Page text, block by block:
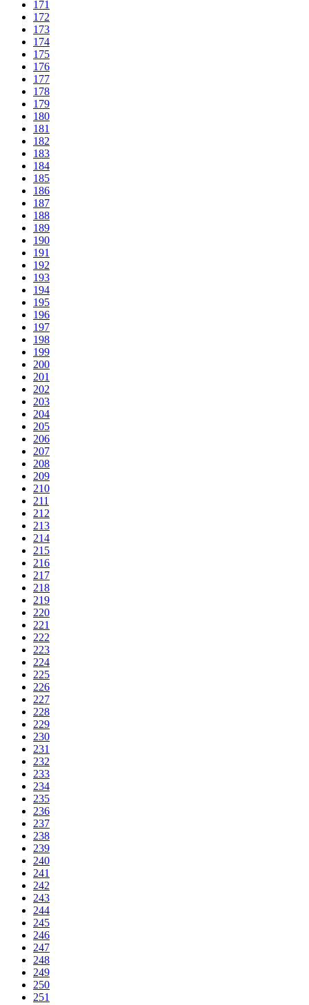
171
172
173
174
175
176
177
178
179
180
181
182
183
184
185
186
187
188
189
190
191
192
193
194
195
196
197
198
199
200
201
202
203
204
205
206
207
208
209
210
211
212
213
214
215
216
217
218
219
220
221
222
223
224
225
226
227
228
229
230
231
232
233
234
235
236
237
238
239
240
241
242
243
244
245
246
247
248
249
250
251